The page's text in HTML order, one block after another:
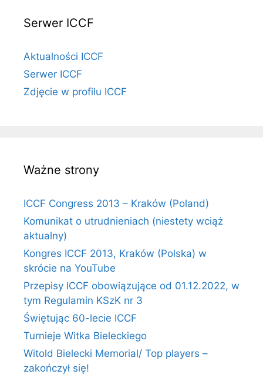
Serwer ICCF
Aktualności ICCF
Serwer ICCF
Zdjęcie w profilu ICCF
Ważne strony
ICCF Congress 2013 – Kraków (Poland)
Komunikat o utrudnieniach (niestety wciąż
aktualny)
Kongres ICCF 2013, Kraków (Polska) w
skrócie na YouTube
Przepisy ICCF obowiązujące od 01.12.2022, w
tym Regulamin KSzK nr 3
Świętując 60-lecie ICCF
Turnieje Witka Bieleckiego
Witold Bielecki Memorial/ Top players –
zakończył się!